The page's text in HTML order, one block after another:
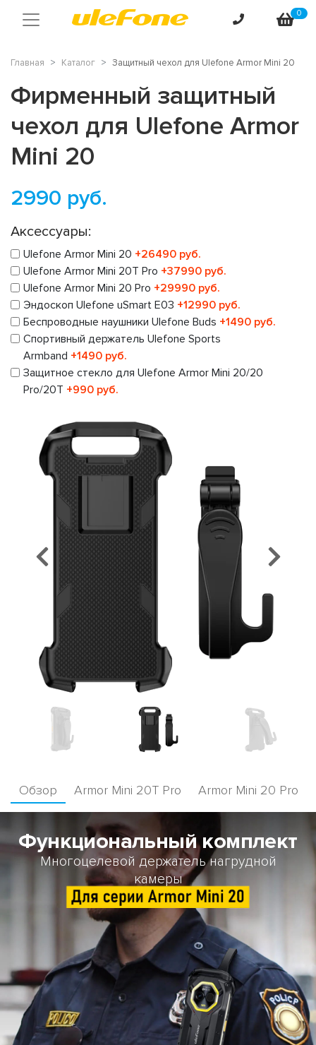
0
Главная Каталог Защитный чехол для Ulefone Armor Mini 20
Предыдущий
Фирменный защитный
чехол для Ulefone Armor
Mini 20
2990 руб.
Аксессуары:
Ulefone Armor Mini 20 +26490 руб.
Ulefone Armor Mini 20T Pro +37990 руб.
Ulefone Armor Mini 20 Pro +29990 руб.
Эндоскоп Ulefone uSmart E03 +12990 руб.
Беспроводные наушники Ulefone Buds +1490 руб.
Спортивный держатель Ulefone Sports
Armband +1490 руб.
Защитное стекло для Ulefone Armor Mini 20/20
Pro/20T +990 руб.
Обзор Armor Mini 20T Pro Armor Mini 20 Pro
Функциональный комплект
Многоцелевой держатель нагрудной
камеры